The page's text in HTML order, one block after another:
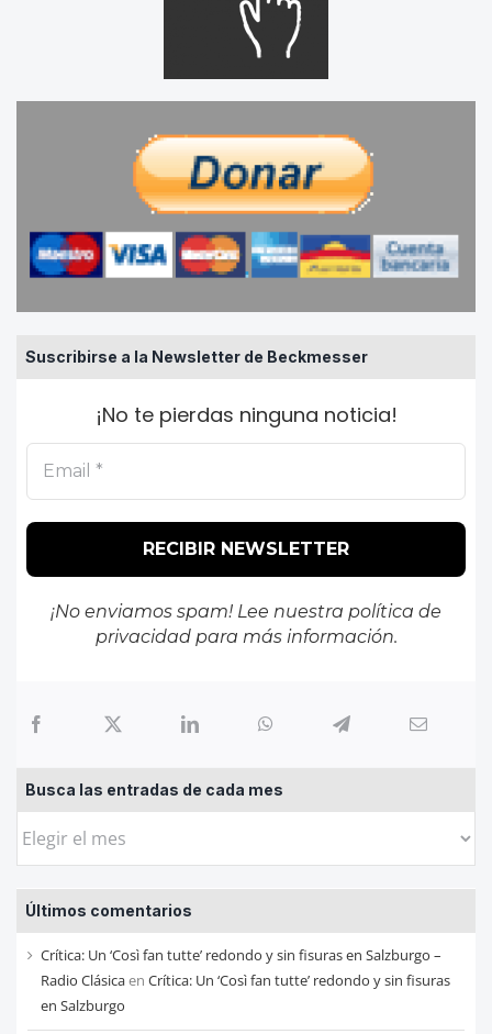
Suscribirse a la Newsletter de Beckmesser
¡No te pierdas ninguna noticia!
¡No enviamos spam! Lee nuestra política de
privacidadpara más información.
Busca las entradas de cada mes
Busca
entradas
de
cada
mes
Últimos comentarios
Crítica: Un ‘Così fan tutte’ redondo y sin fisuras en Salzburgo –
Radio Clásicaen Crítica: Un ‘Così fan tutte’ redondo y sin fisuras
en Salzburgo